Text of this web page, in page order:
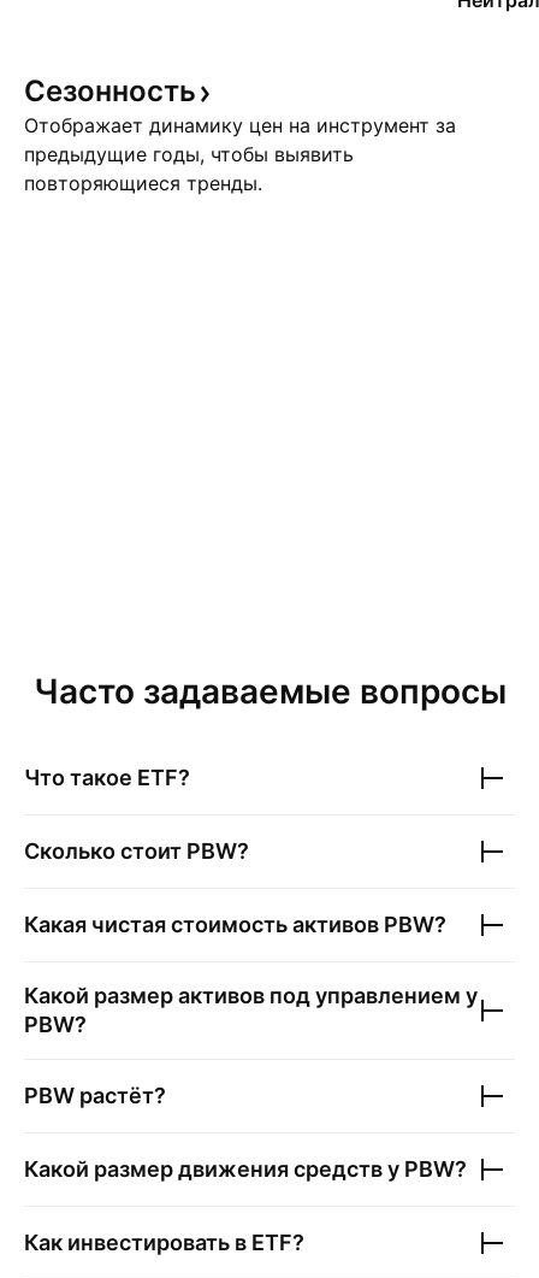
Сезонность
Отображает динамику цен на инструмент за
предыдущие годы, чтобы выявить
повторяющиеся тренды.
Часто задаваемые вопросы
Что такое ETF?
Сколько стоит PBW?
Какая чистая стоимость активов PBW?
Какой размер активов под управлением у
PBW?
PBW растёт?
Какой размер движения средств у PBW?
Как инвестировать в ETF?